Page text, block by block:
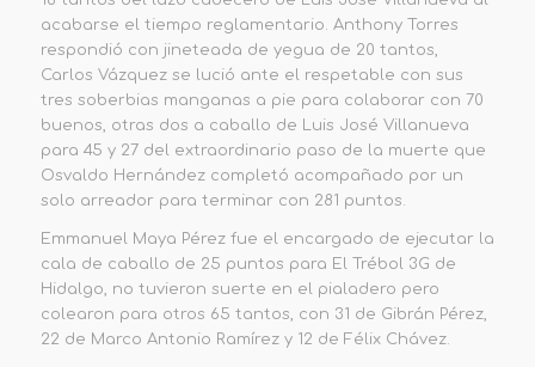
acabarse el tiempo reglamentario. Anthony Torres
respondió con jineteada de yegua de 20 tantos,
Carlos Vázquez se lució ante el respetable con sus
tres soberbias manganas a pie para colaborar con 70
buenos, otras dos a caballo de Luis José Villanueva
para 45 y 27 del extraordinario paso de la muerte que
Osvaldo Hernández completó acompañado por un
solo arreador para terminar con 281 puntos.
Emmanuel Maya Pérez fue el encargado de ejecutar la
cala de caballo de 25 puntos para El Trébol 3G de
Hidalgo, no tuvieron suerte en el pialadero pero
colearon para otros 65 tantos, con 31 de Gibrán Pérez,
22 de Marco Antonio Ramírez y 12 de Félix Chávez.